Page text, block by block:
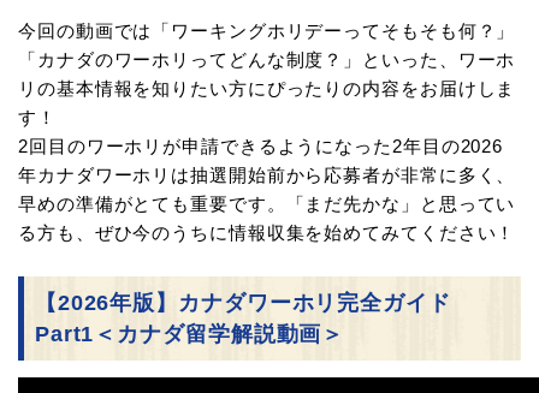
今回の動画では「ワーキングホリデーってそもそも何？」
「カナダのワーホリってどんな制度？」といった、ワーホ
リの基本情報を知りたい方にぴったりの内容をお届けしま
す！
2回目のワーホリが申請できるようになった2年目の2026
年カナダワーホリは抽選開始前から応募者が非常に多く、
早めの準備がとても重要です。「まだ先かな」と思ってい
る方も、ぜひ今のうちに情報収集を始めてみてください！
【2026年版】カナダワーホリ完全ガイド
Part1＜カナダ留学解説動画＞